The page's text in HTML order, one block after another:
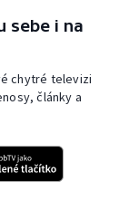
sebe i na
chytré televizi
články a